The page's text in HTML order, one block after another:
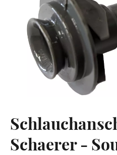
Schaerer -